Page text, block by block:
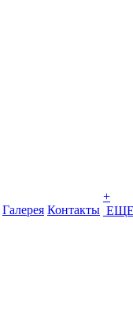
Галерея Контакты
+